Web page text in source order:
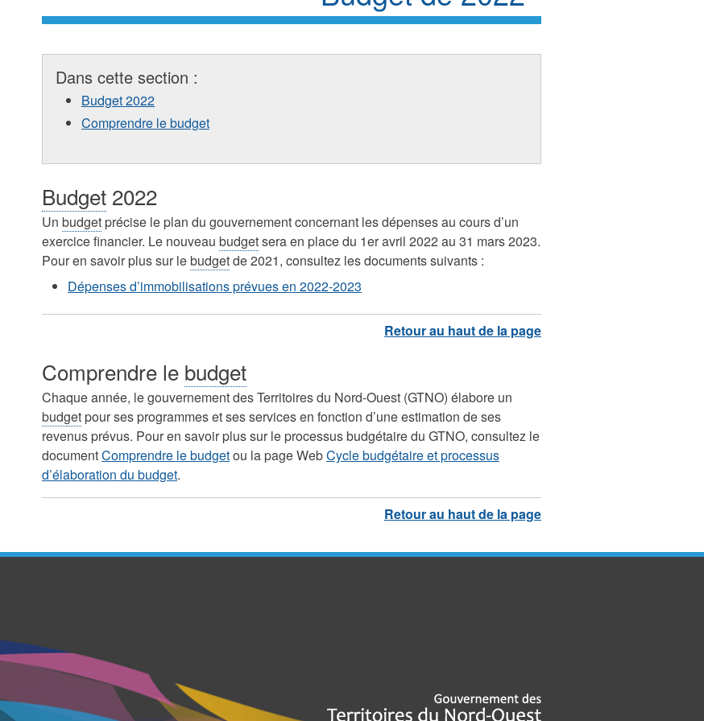
Dans cette section :
Budget 2022
Comprendre le budget
Budget2022
Un budgetprécise le plan du gouvernement concernant les dépenses au cours d’un
exercice financier. Le nouveau budgetsera en place du 1er avril 2022 au 31 mars 2023.
Pour en savoir plus sur lebudgetde 2021, consultez les documents suivants :
Dépenses d’immobilisations prévues en 2022-2023
Comprendre le budget
Chaque année, le gouvernement des Territoires du Nord-Ouest (GTNO) élabore un
budgetpour ses programmes et ses services en fonction d’une estimation de ses
revenus prévus. Pour en savoir plus sur le processus budgétaire du GTNO, consultez le
documentComprendre le budgetou la page WebCycle budgétaire et processus
d’élaboration du budget.